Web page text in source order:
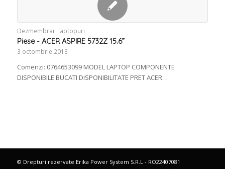
Dezmembrari laptopuri
Piese - ACER ASPIRE 5732Z 15.6”
3 octombrie 2013
Comenzi: 0764653099 MODEL LAPTOP COMPONENTE
DISPONIBILE BUCATI DISPONIBILITATE PRET ACER…
© Drepturi rezervate Erika Power System S.R.L - RO22407081